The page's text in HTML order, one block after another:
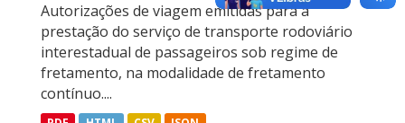
Autorizações de viagem emitidas para a
prestação do serviço de transporte rodoviário
interestadual de passageiros sob regime de
fretamento, na modalidade de fretamento
contínuo....